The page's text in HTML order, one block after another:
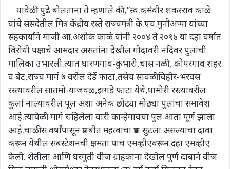
यावेळी पुढे बोलताना ते म्हणाले की,”स्व.कर्मवीर शंकरराव काळे
यांचे संसदेतील मित्र केंद्रीय रस्ते राज्यमंत्री के.एच.मुनीअप्पा यांच्या
सहकार्याने माजी आ.अशोक काळे यांनी २००४ ते २०१४ या दहा वर्षात
विरोधी पक्षाचे आमदार असतांना देखील गोदावरी नदिवर पुलांची
मालिका उभारली.त्यात धारणगाव-कुंभारी,चास नळी, कोपरगाव शहर
व बेट,राज्य मार्ग ७ वरील देर्डे फाटा,तसेच सावळीविहीर-भरवस
रस्त्यावरील सातमो-याजवळ,झगडे फाटा येथे,धामोरी रस्त्यावरील
कुर्ला नाल्यावरील पूल अशा अनेक छोट्या मोठ्या पुलांचा समावेश
आहे.त्यावेळी मागे राहिलेला वारी कान्हेगावचा पुल आता पूर्ण झाला
आहे.चाळीस वर्षांपासून प्रलंबीत महत्वाचा प्रश्न सुटला असल्याचा दावा
करून येथील सबस्टेशनची क्षमता पाच एमव्हीएवरून दहा एमव्हीए
केली. शेतीला आणि घरगुती वीज ग्राहकांना देखील पुर्ण दाबाने वीज